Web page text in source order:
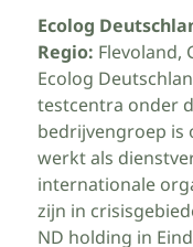
Ecolog
Regio: Flevoland,
Ecolog
testcentra onder
bedrijvengroep is
werkt als
internationale
zijn in
ND holding in